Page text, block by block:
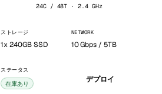
24C / 48T · 2.4 GHz
ストレージ
1x 240GB SSD
NETWORK
10 Gbps / 5TB
ステータス
在庫あり デプロイ